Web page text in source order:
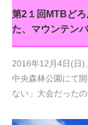
第2１回MTBど
た、マウンテン
2016年12月4日(日)
中央森林公園にて
ない」大会だった